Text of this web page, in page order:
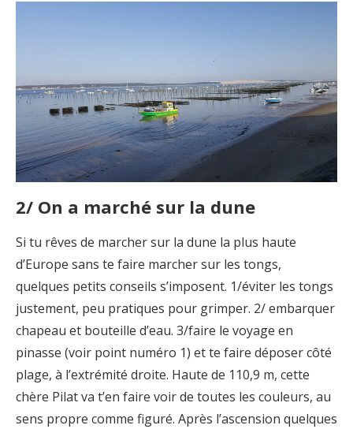
2/ On a marché sur la dune
Si tu rêves de marcher sur la dune la plus haute
d’Europe sans te faire marcher sur les tongs,
quelques petits conseils s’imposent. 1/éviter les tongs
justement, peu pratiques pour grimper. 2/ embarquer
chapeau et bouteille d’eau. 3/faire le voyage en
pinasse (voir point numéro 1) et te faire déposer côté
plage, à l’extrémité droite. Haute de 110,9 m, cette
chère Pilat va t’en faire voir de toutes les couleurs, au
sens propre comme figuré. Après l’ascension quelques